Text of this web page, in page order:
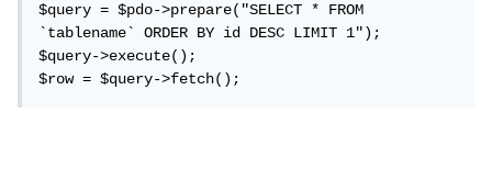
$query = $pdo->prepare("SELECT * FROM
`tablename` ORDER BY id DESC LIMIT 1");
$query->execute();
$row = $query->fetch();